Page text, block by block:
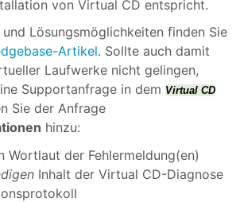
von Virtual CD entspricht.
Lösungsmöglichkeiten finden Sie
Artikel. Sollte auch damit
Laufwerke nicht gelingen,
Supportanfrage in dem Virtual CD
Sie der Anfrage
hinzu:
Wortlaut der Fehlermeldung(en)
Inhalt der Virtual CD-Diagnose